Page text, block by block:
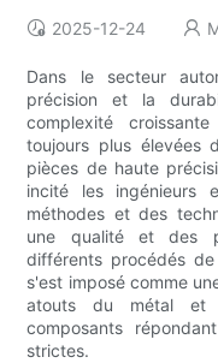
2025-12-24
Dans le secteur
précision et la
complexité
toujours plus élevées
pièces de haute
incité les ingénieurs
méthodes et des
une qualité et des
différents procédés
s'est imposé comme
atouts du métal et
composants
strictes.